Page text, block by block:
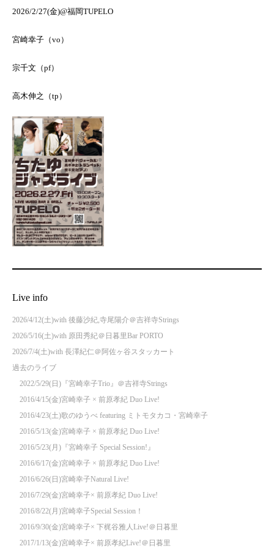
2026/2/27(金)@福岡TUPELO
宮崎幸子（vo）
宗千文（pf）
高木伸之（tp）
Live info
2026/4/12(土)with 後藤沙紀,寺尾陽介＠吉祥寺Strings
2026/5/16(土)with 原田秀紀＠日暮里Bar PORTO
2026/7/4(土)with 長澤紀仁＠阿佐ヶ谷スタッカート
過去のライブ
2022/5/29(日)『宮崎幸子Trio』＠吉祥寺Strings
2016/4/15(金)宮崎幸子 × 前原孝紀 Duo Live!
2016/4/23(土)歌のゆうべ featuring ミトモタカコ・宮崎幸子
2016/5/13(金)宮崎幸子 × 前原孝紀 Duo Live!
2016/5/23(月)『宮崎幸子 Special Session!』
2016/6/17(金)宮崎幸子 × 前原孝紀 Duo Live!
2016/6/26(日)宮崎幸子Natural Live!
2016/7/29(金)宮崎幸子× 前原孝紀 Duo Live!
2016/8/22(月)宮崎幸子Special Session！
2016/9/30(金)宮崎幸子× 下梶谷雅人Live!＠日暮里
2017/1/13(金)宮崎幸子× 前原孝紀Live!＠日暮里